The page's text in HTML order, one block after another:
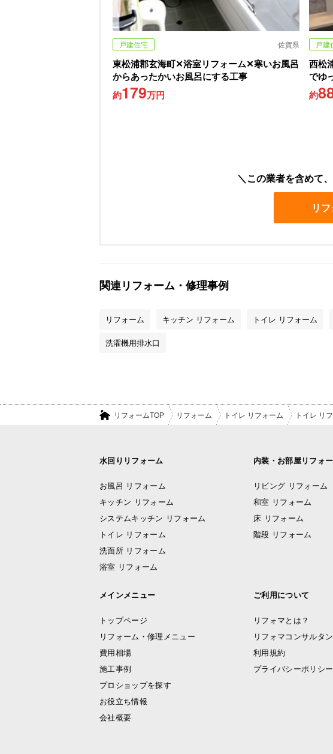
戸建住宅 佐賀県
東松浦郡玄海町✕浴室リフォーム✕寒いお風呂
からあったかいお風呂にする工事
約179万円
戸建
西松
でゆ
約
この業者を含めて
リ
関連リフォーム・修理事例
リフォーム キッチン リフォーム トイレ リフォーム
洗濯機用排水口
リフォームTOP リフォーム トイレ リフォーム トイレ リ
水回りリフォーム
お風呂 リフォーム
キッチン リフォーム
システムキッチン リフォーム
トイレ リフォーム
洗面所 リフォーム
浴室 リフォーム
内装・お部屋リフォ
リビング リフォーム
和室 リフォーム
床 リフォーム
階段 リフォーム
メインメニュー
トップページ
リフォーム・修理メニュー
費用相場
施工事例
プロショップを探す
お役立ち情報
会社概要
ご利用について
リフォマとは？
リフォマコンサルタ
利用規約
プライバシーポリシー